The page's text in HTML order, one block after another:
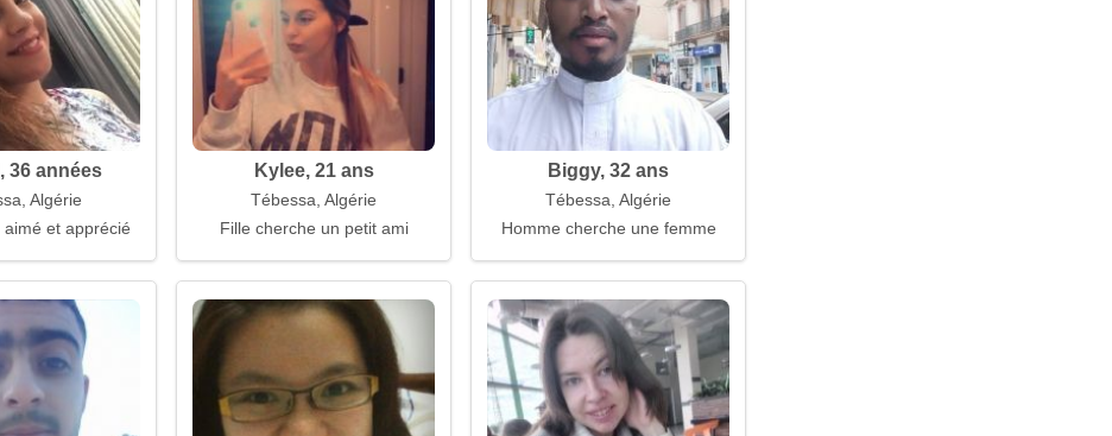
36 années
Algérie
et apprécié
Kylee, 21 ans
Tébessa, Algérie
Fille cherche un petit ami
Biggy, 32 ans
Tébessa, Algérie
Homme cherche une femme